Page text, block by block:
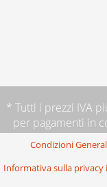
* Tutti i prezzi IVA
per pagamenti in
Condizioni
Informativa sulla privacy